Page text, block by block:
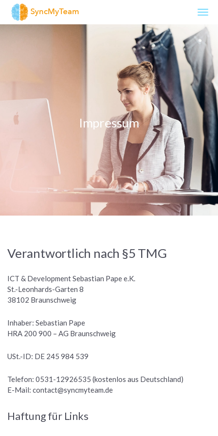
Impressum
Verantwortlich nach §5 TMG
ICT & Development Sebastian Pape e.K.
St.-Leonhards-Garten 8
38102 Braunschweig
Inhaber: Sebastian Pape
HRA 200 900 – AG Braunschweig
USt.-ID: DE 245 984 539
Telefon: 0531-12926535 (kostenlos aus Deutschland)
E-Mail: contact@syncmyteam.de
Haftung für Links